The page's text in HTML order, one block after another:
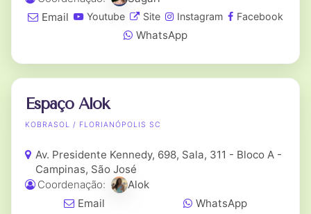
Email
Youtube Site Instagram Facebook
WhatsApp
Espaço Alok
KOBRASOL / FLORIANÓPOLIS SC
Av. Presidente Kennedy, 698, Sala, 311 - Bloco A -
Campinas, São José
Coordenação:
Alok
Email
WhatsApp